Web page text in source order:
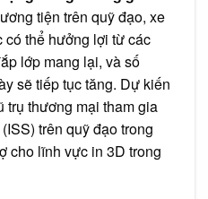
tiện trên quỹ đạo, xe
thể hưởng lợi từ các
lớp mang lại, và số
sẽ tiếp tục tăng. Dự kiến
trụ thương mại tham gia
trên quỹ đạo trong
cho lĩnh vực in 3D trong